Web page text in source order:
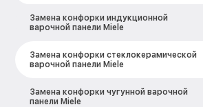
Замена конфорки индукционной
варочной панели Miele
Замена конфорки стеклокерамической
варочной панели Miele
Замена конфорки чугунной варочной
панели Miele